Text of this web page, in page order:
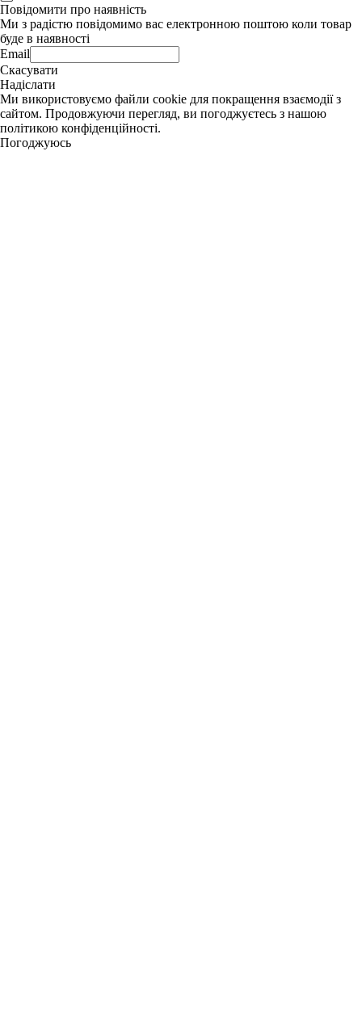
Повідомити про наявність
Ми з радістю повідомимо вас електронною поштою коли товар
буде в наявності
Email
Скасувати
Надіслати
Ми використовуємо файли cookie для покращення взаємодії з
сайтом. Продовжуючи перегляд, ви погоджуєтесь з нашою
політикою конфіденційності.
Погоджуюсь